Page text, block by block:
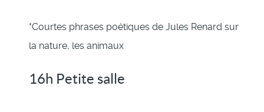
*Courtes phrases poétiques de Jules Renard sur
la nature, les animaux
16h Petite salle